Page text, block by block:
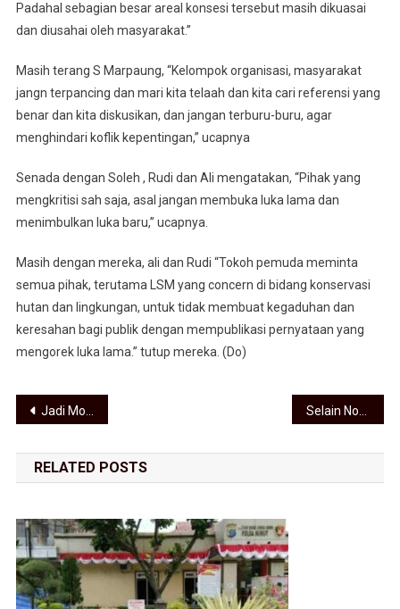
Padahal sebagian besar areal konsesi tersebut masih dikuasai
dan diusahai oleh masyarakat.”
Masih terang S Marpaung, “Kelompok organisasi, masyarakat
jangn terpancing dan mari kita telaah dan kita cari referensi yang
benar dan kita diskusikan, dan jangan terburu-buru, agar
menghindari koflik kepentingan,” ucapnya
Senada dengan Soleh , Rudi dan Ali mengatakan, “Pihak yang
mengkritisi sah saja, asal jangan membuka luka lama dan
menimbulkan luka baru,” ucapnya.
Masih dengan mereka, ali dan Rudi “Tokoh pemuda meminta
semua pihak, terutama LSM yang concern di bidang konservasi
hutan dan lingkungan, untuk tidak membuat kegaduhan dan
keresahan bagi publik dengan mempublikasi pernyataan yang
mengorek luka lama.” tutup mereka. (Do)
Navigasi pos
Jadi Modal Positif, Pras Sambut Shin Tae-yong di Persija: Itu Pelatih Bagus
RELATED POSTS